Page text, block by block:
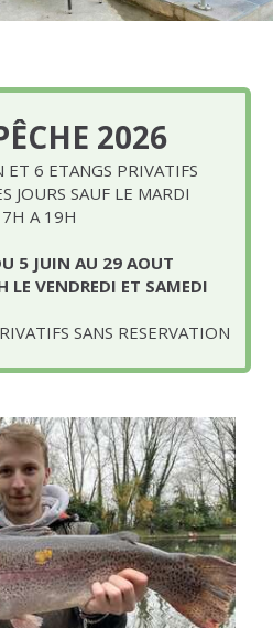
2026
6 ETANGS PRIVATIFS
JOURS SAUF LE MARDI
7H A 19H
5 JUIN AU 29 AOUT
LE VENDREDI ET SAMEDI
SANS RESERVATION